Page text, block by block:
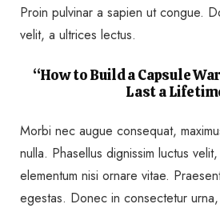
Proin pulvinar a sapien ut congue.
velit, a ultrices lectus.
“How to Build a Capsule
Last a
Morbi nec augue consequat,
nulla. Phasellus dignissim luctus
elementum nisi ornare vitae.
egestas. Donec in consectetur urna,